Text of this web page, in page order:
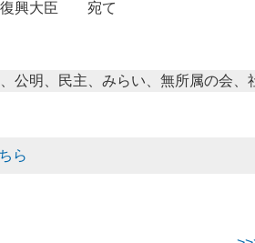
復興大臣 宛て
公明、民主、みらい、無所属の会、
ら